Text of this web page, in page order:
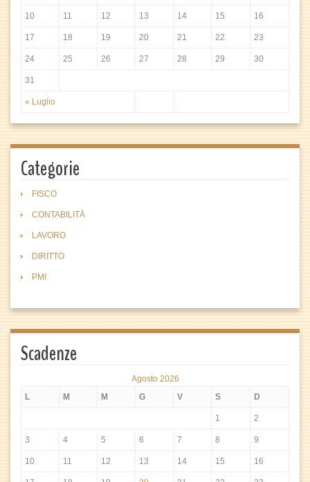
« Luglio
10 11 12 13 14 15 16
17 18 19 20 21 22 23
24 25 26 27 28 29 30
31
Categorie
FISCO
CONTABILITÀ
LAVORO
DIRITTO
PMI
Scadenze
Agosto 2026
L
M M G V S D
1 2
3 4 5 6 7 8 9
10 11 12 13 14 15 16